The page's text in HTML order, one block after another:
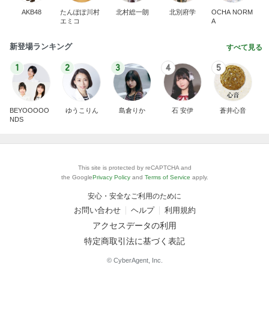
AKB48
たんぽぽ川村
エミコ
北村総一朗 北別府学
OCHA NORM
A
新登場ランキング すべて見る
1
BEYOOOOO
NDS
2
ゆうこりん
3
島倉りか
4
石 安伊
5
蒼井心音
This site is protected by reCAPTCHA and
the GooglePrivacy Policy and Terms of Service apply.
安心・安全なご利用のために
お問い合わせ ヘルプ 利用規約
アクセスデータの利用
特定商取引法に基づく表記
© CyberAgent, Inc.